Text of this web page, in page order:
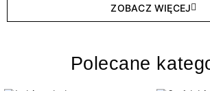
ZOBACZ WIĘCEJ
Polecane